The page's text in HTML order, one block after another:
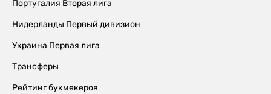
Португалия Вторая лига
Нидерланды Первый дивизион
Украина Первая лига
Трансферы
Рейтинг букмекеров